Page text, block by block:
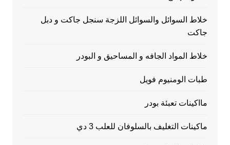
خلاط السوائل والسوائل اللزجة سنجل جاكت و دبل
جاكت
خلاط المواد الجافه و المساحيق و البودر
طبات الومنيوم فويل
مااكينات تعبئة بودر
ماكينات التغليف بالسلوفان للعلب 3 دي